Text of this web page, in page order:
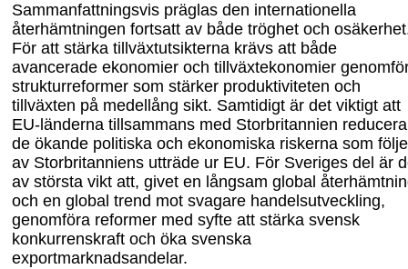
Sammanfattningsvis präglas den internationella
återhämtningen fortsatt av både tröghet och
För att stärka tillväxtutsikterna krävs att både
avancerade ekonomier och tillväxtekonomier
strukturreformer som stärker produktiviteten och
tillväxten på medellång sikt. Samtidigt är det viktigt att
EU-länderna tillsammans med Storbritannien
de ökande politiska och ekonomiska riskerna som
av Storbritanniens utträde ur EU. För Sveriges del är
av största vikt att, givet en långsam global
och en global trend mot svagare handelsutveckling,
genomföra reformer med syfte att stärka svensk
konkurrenskraft och öka svenska
exportmarknadsandelar.